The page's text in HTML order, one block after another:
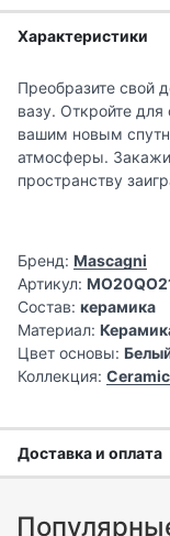
Характеристики
Преобразите свой
вазу. Откройте
вашим новым
атмосферы.
пространству
Бренд: Mascagni
Артикул:
Состав: керамика
Материал:
Цвет основы:
Коллекция:
Доставка и оплата